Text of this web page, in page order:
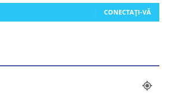
CONECTAȚI-VĂ